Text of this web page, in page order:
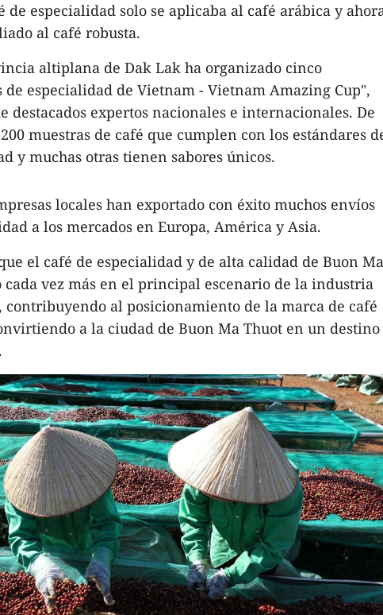
especialidad solo se aplicaba al café arábica y
al café robusta.
altiplana de Dak Lak ha organizado cinco
de especialidad de Vietnam - Vietnam Amazing Cup",
destacados expertos nacionales e internacionales. De
muestras de café que cumplen con los estándares
y muchas otras tienen sabores únicos.
locales han exportado con éxito muchos envíos
a los mercados en Europa, América y Asia.
el café de especialidad y de alta calidad de Buon Ma
cada vez más en el principal escenario de la industria
al posicionamiento de la marca de café
a la ciudad de Buon Ma Thuot en un destino